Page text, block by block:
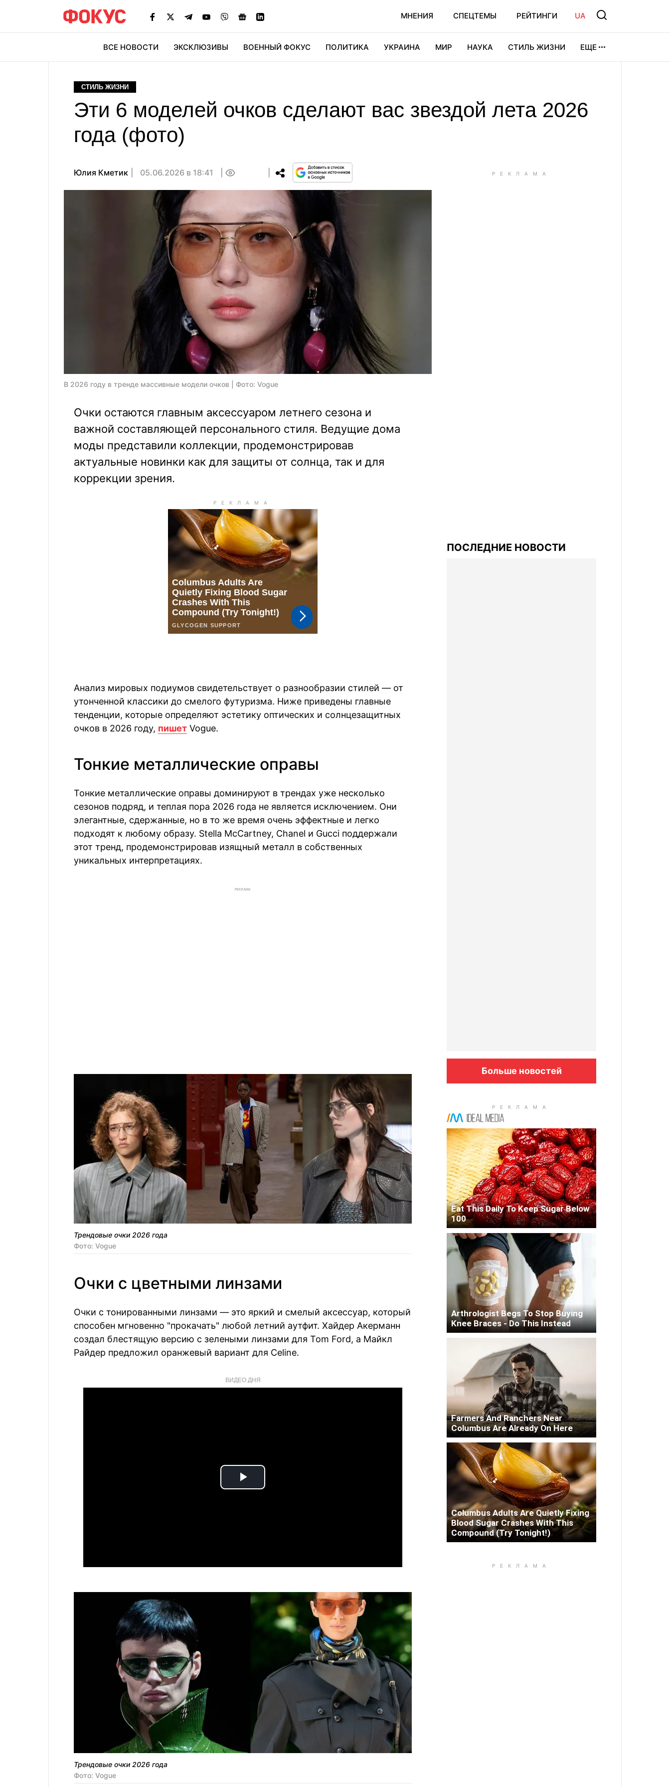
МНЕНИЯ СПЕЦТЕМЫ РЕЙТИНГИ UA
ВСЕ НОВОСТИ ЭКСКЛЮЗИВЫ ВОЕННЫЙ ФОКУС ПОЛИТИКА УКРАИНА МИР НАУКА СТИЛЬ ЖИЗНИ ЕЩЕ
СТИЛЬ ЖИЗНИ
Эти 6 моделей очков сделают вас звездой лета 2026
года (фото)
Юлия Кметик 05.06.2026 в 18:41
В 2026 году в тренде массивные модели очков | Фото: Vogue
Очки остаются главным аксессуаром летнего сезона и
важной составляющей персонального стиля. Ведущие дома
моды представили коллекции, продемонстрировав
актуальные новинки как для защиты от солнца, так и для
коррекции зрения.
Анализ мировых подиумов свидетельствует о разнообразии стилей — от
утонченной классики до смелого футуризма. Ниже приведены главные
тенденции, которые определяют эстетику оптических и солнцезащитных
очков в 2026 году, пишет Vogue.
Тонкие металлические оправы
Тонкие металлические оправы доминируют в трендах уже несколько
сезонов подряд, и теплая пора 2026 года не является исключением. Они
элегантные, сдержанные, но в то же время очень эффектные и легко
подходят к любому образу. Stella McCartney, Chanel и Gucci поддержали
этот тренд, продемонстрировав изящный металл в собственных
уникальных интерпретациях.
РЕКЛАМА
Трендовые очки 2026 года
Фото: Vogue
Очки с цветными линзами
Очки с тонированными линзами — это яркий и смелый аксессуар, который
способен мгновенно "прокачать" любой летний аутфит. Хайдер Акерманн
создал блестящую версию с зелеными линзами для Tom Ford, а Майкл
Райдер предложил оранжевый вариант для Celine.
ВИДЕО ДНЯ
Play
Трендовые очки 2026 года
Фото: Vogue
ПОСЛЕДНИЕ НОВОСТИ
Больше новостей